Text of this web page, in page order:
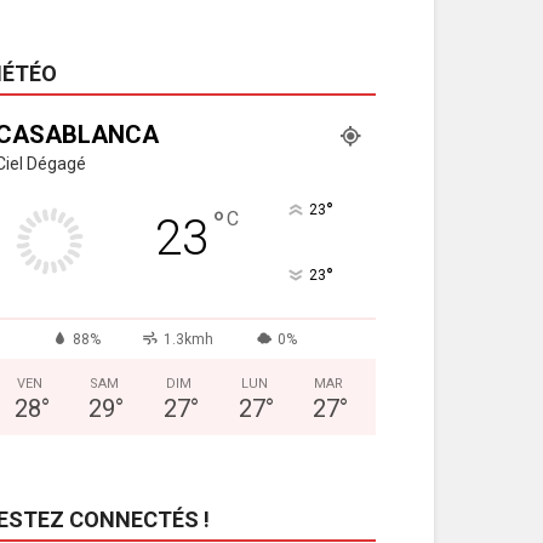
Dégagé
23 °C 23°
23°
88% 1.3kmh 0%
VEN
28°
SAM
29°
DIM
27°
LUN
27°
MAR
27°
CONNECTÉS !